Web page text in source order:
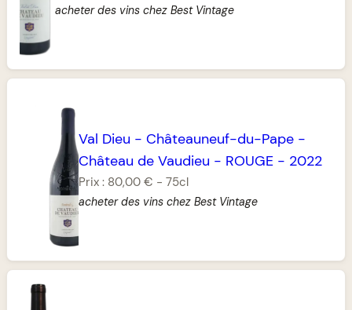
acheter des vins chez Best Vintage
Val Dieu - Châteauneuf-du-Pape-
Château de Vaudieu - ROUGE- 2022
Prix : 80,00 € - 75cl
acheter des vins chez Best Vintage